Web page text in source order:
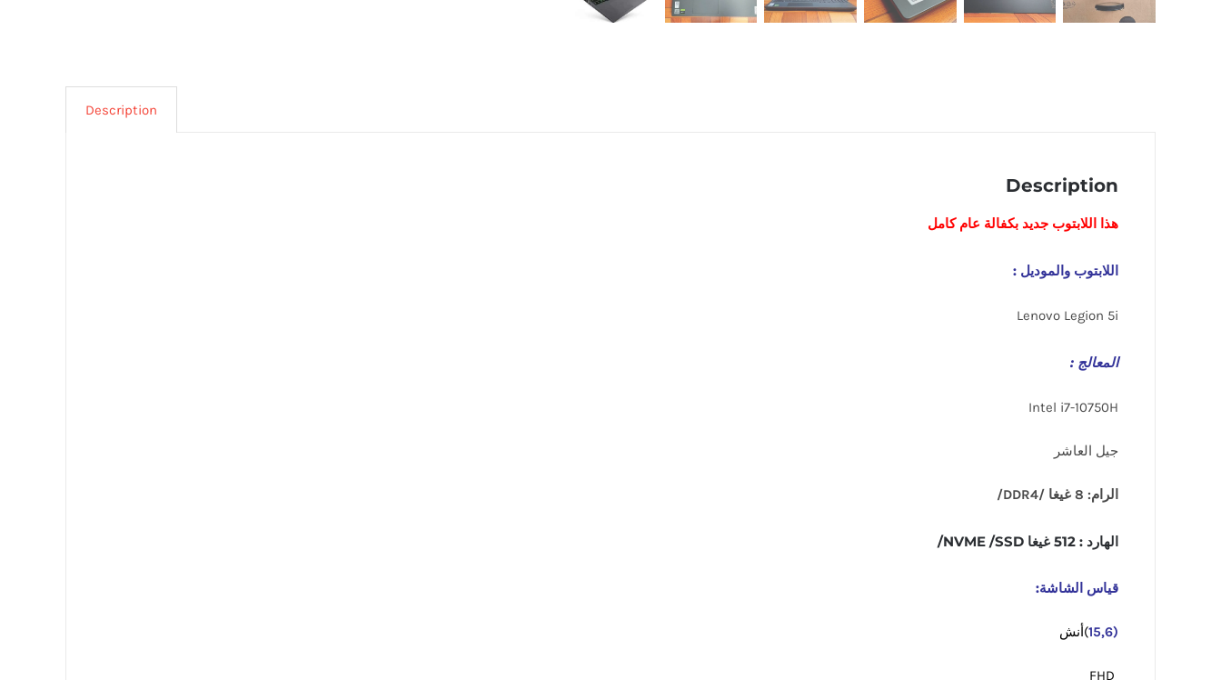
Description
Description
هذا اللابتوب جديد بكفالة عام كامل
اللابتوب والموديل :
Lenovo Legion 5i
المعالج :
Intel i7-10750H
جيل العاشر
الرام: 8 غيغا /DDR4/
الهارد : 512 غيغا NVME /SSD/
قياس الشاشة:
(15,6 )أنش